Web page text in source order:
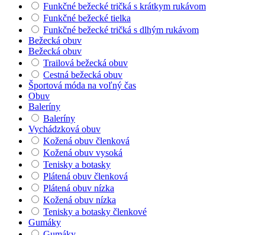
Funkčné bežecké tričká s krátkym rukávom
Funkčné bežecké tielka
Funkčné bežecké tričká s dlhým rukávom
Bežecká obuv
Bežecká obuv
Trailová bežecká obuv
Cestná bežecká obuv
Športová móda na voľný čas
Obuv
Baleríny
Baleríny
Vychádzková obuv
Kožená obuv členková
Kožená obuv vysoká
Tenisky a botasky
Plátená obuv členková
Plátená obuv nízka
Kožená obuv nízka
Tenisky a botasky členkové
Gumáky